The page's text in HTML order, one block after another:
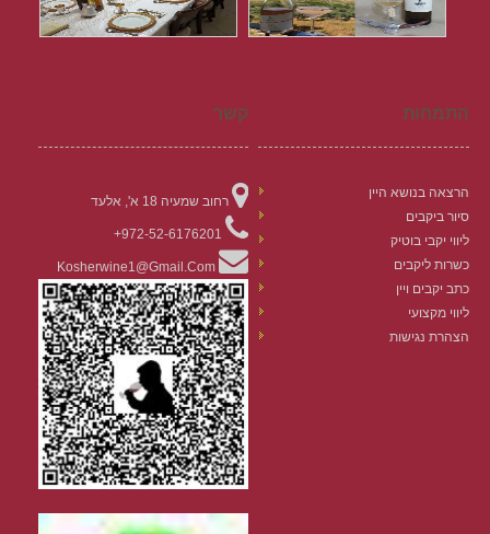
התמחות
הרצאה בנושא היין
סיור ביקבים
ליווי יקבי בוטיק
כשרות ליקבים
כתב יקבים ויין
ליווי מקצועי
הצהרת נגישות
קשר
רחוב שמעיה 18 א', אלעד
972-52-6176201+
Kosherwine1@gmail.com